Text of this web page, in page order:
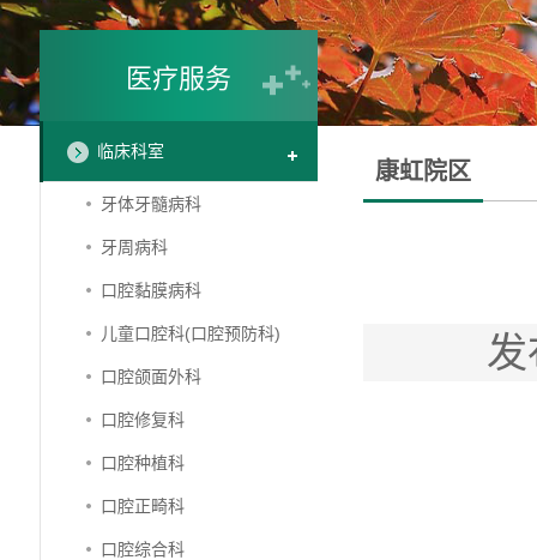
医疗服务
临床科室
牙体牙髓病科
牙周病科
口腔黏膜病科
儿童口腔科(口腔预防科)
口腔颌面外科
口腔修复科
口腔种植科
口腔正畸科
口腔综合科
康虹院区